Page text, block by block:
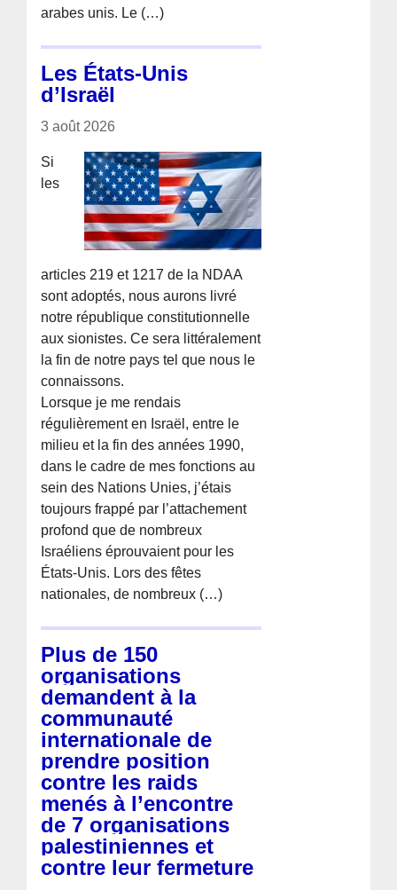
arabes unis. Le (…)
Les États-Unis
d’Israël
3 août 2026
Si
les
articles 219 et 1217 de la NDAA
sont adoptés, nous aurons livré
notre république constitutionnelle
aux sionistes. Ce sera littéralement
la fin de notre pays tel que nous le
connaissons.
Lorsque je me rendais
régulièrement en Israël, entre le
milieu et la fin des années 1990,
dans le cadre de mes fonctions au
sein des Nations Unies, j’étais
toujours frappé par l’attachement
profond que de nombreux
Israéliens éprouvaient pour les
États-Unis. Lors des fêtes
nationales, de nombreux (…)
Plus de 150
organisations
demandent à la
communauté
internationale de
prendre position
contre les raids
menés à l’encontre
de 7 organisations
palestiniennes et
contre leur fermeture